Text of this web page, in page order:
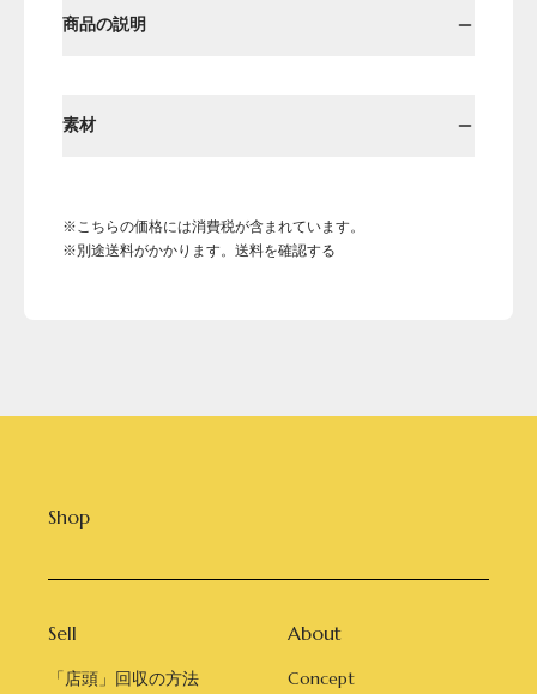
商品の説明
素材
※こちらの価格には消費税が含まれています。
※別途送料がかかります。送料を確認する
Shop
Sell
「店頭」回収の方法
About
Concept